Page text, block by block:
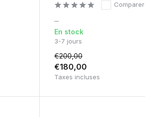
Comparer
...
En stock
3-7 jours
€200,00
€180,00
Taxes incluses